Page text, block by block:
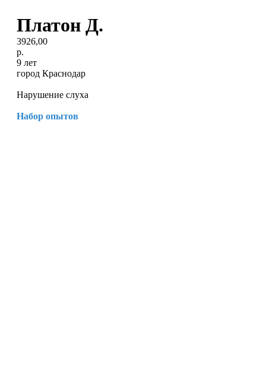
Платон Д.
3926,00
р.
9 лет
город Краснодар
Нарушение слуха
Набор опытов